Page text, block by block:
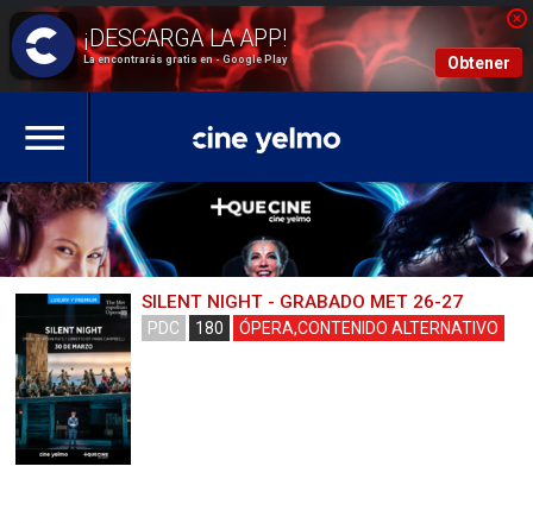
La encontrarás gratis en - Google Play Obtener
SILENT NIGHT - GRABADO MET 26-27
PDC 180 ÓPERA,CONTENIDO ALTERNATIVO